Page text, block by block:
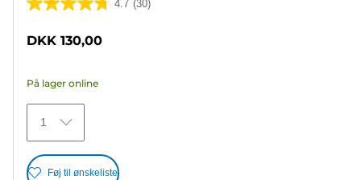
4.7 (30)
4.7
stjerner.
30
anmeldelser
DKK 130,00
På lager online
1
Føj til ønskeliste